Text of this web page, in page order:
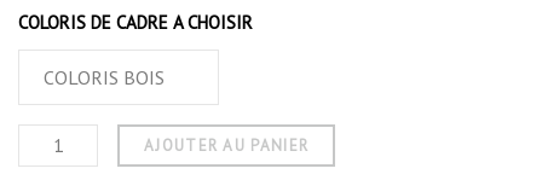
COLORIS DE CADRE A CHOISIR
AJOUTER AU PANIER